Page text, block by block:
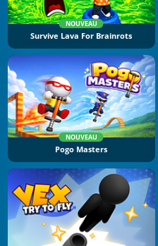
NOUVEAU
Survive Lava For Brainrots
NOUVEAU
Pogo Masters